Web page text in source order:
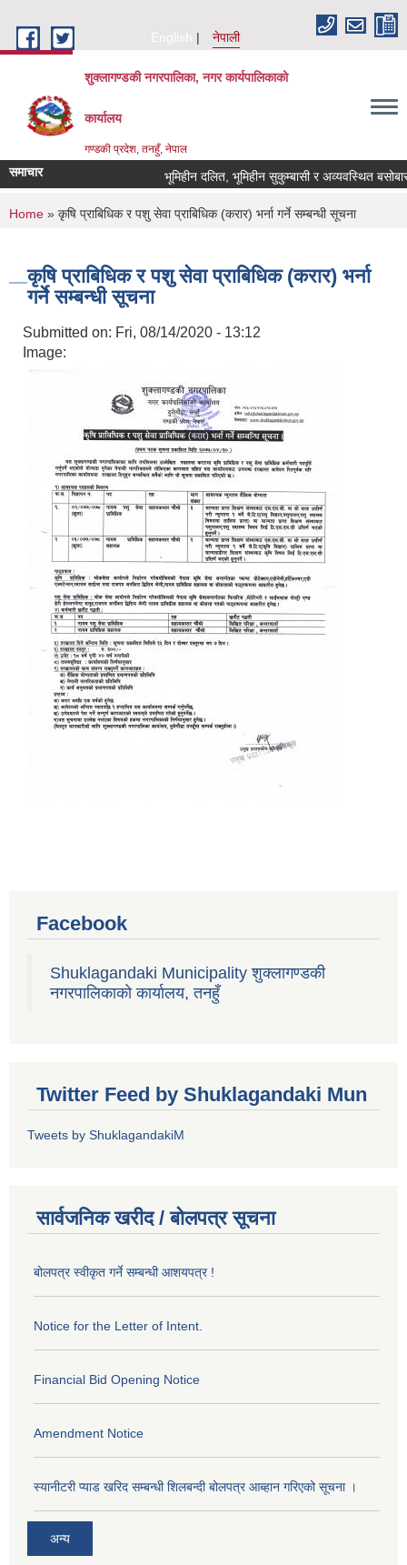
English
नेपाली
शुक्लागण्डकी नगरपालिका, नगर कार्यपालिकाको
कार्यालय
गण्डकी प्रदेश, तनहुँ, नेपाल
समाचार भूमिहीन दलित, भूमिहीन सुकुम्बासी र अव्यवस्थित
You are here
Home » कृषि प्राबिधिक र पशु सेवा प्राबिधिक (करार) भर्ना गर्ने सम्बन्धी सूचना
कृषि प्राबिधिक र पशु सेवा प्राबिधिक (करार) भर्ना
गर्ने सम्बन्धी सूचना
Submitted on: Fri, 08/14/2020 - 13:12
Image:
Facebook
Shuklagandaki Municipality शुक्लागण्डकी
नगरपालिकाको कार्यालय, तनहुँ
Twitter Feed by Shuklagandaki Mun
Tweets by ShuklagandakiM
सार्वजनिक खरीद / बोलपत्र सूचना
बोलपत्र स्वीकृत गर्ने सम्बन्धी आशयपत्र !
Notice for the Letter of Intent.
Financial Bid Opening Notice
Amendment Notice
स्यानीटरी प्याड खरिद सम्बन्धी शिलबन्दी बोलपत्र आब्हान गरिएको सूचना ।
अन्य